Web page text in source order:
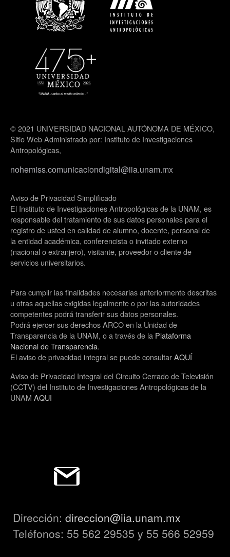
© 2021 UNIVERSIDAD NACIONAL AUTÓNOMA DE MÉXICO,
Sitio Web Administrado por: Instituto de Investigaciones
Antropológicas,
nohemiss.comunicaciondigital@iia.unam.mx
Aviso de Privacidad Simplificado
El Instituto de Investigaciones Antropológicas de la UNAM, es
responsable del tratamiento de sus datos personales para el
registro de usted en calidad de alumno, docente, personal de
la entidad académica, conferencista o invitado externo
(nacional o extranjero), visitante, proveedor o cliente de
servicios universitarios.
Para cumplir las finalidades necesarias anteriormente descritas
u otras aquellas exigidas legalmente o por las autoridades
competentes podrá transferir sus datos personales.
Podrá ejercer sus derechos ARCO en la Unidad de
Transparencia de la UNAM, o a través de la Plataforma
Nacional de Transparencia.
El aviso de privacidad integral se puede consultarAQUÍ
Aviso de Privacidad Integral del Circuito Cerrado de Televisión
(CCTV) del Instituto de Investigaciones Antropológicas de la
UNAM AQUI
Dirección: direccion@iia.unam.mx
Teléfonos: 55 562 29535 y 55 566 52959